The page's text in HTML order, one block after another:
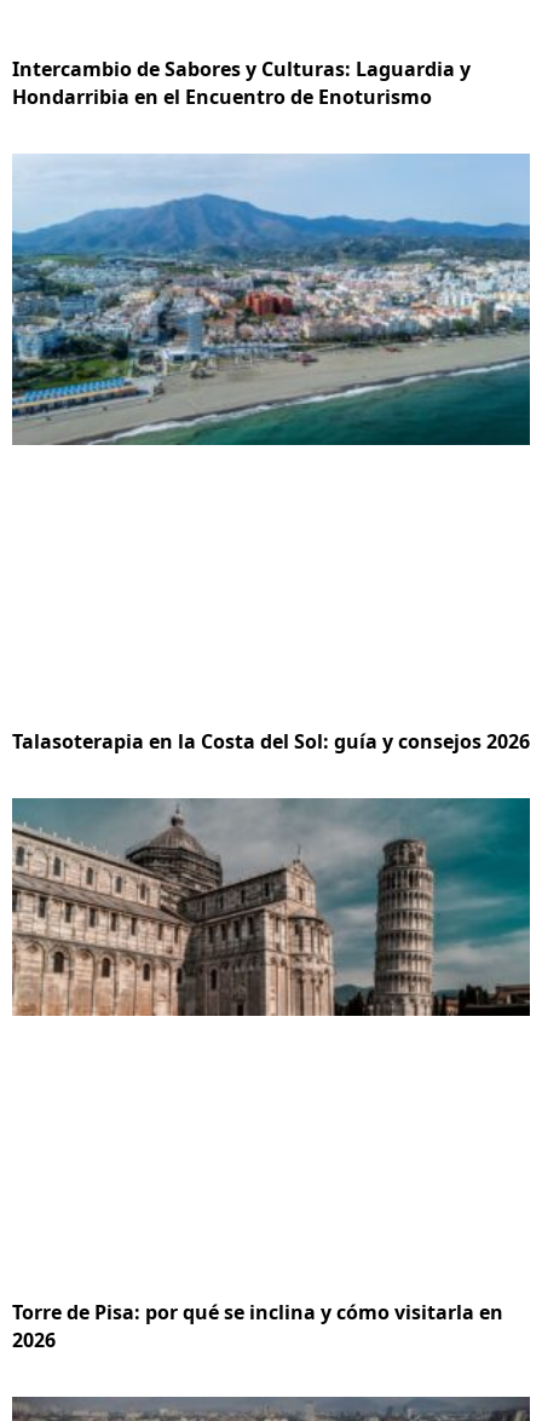
Intercambio de Sabores y Culturas: Laguardia y
Hondarribia en el Encuentro de Enoturismo
Talasoterapia en la Costa del Sol: guía y consejos 2026
Torre de Pisa: por qué se inclina y cómo visitarla en
2026